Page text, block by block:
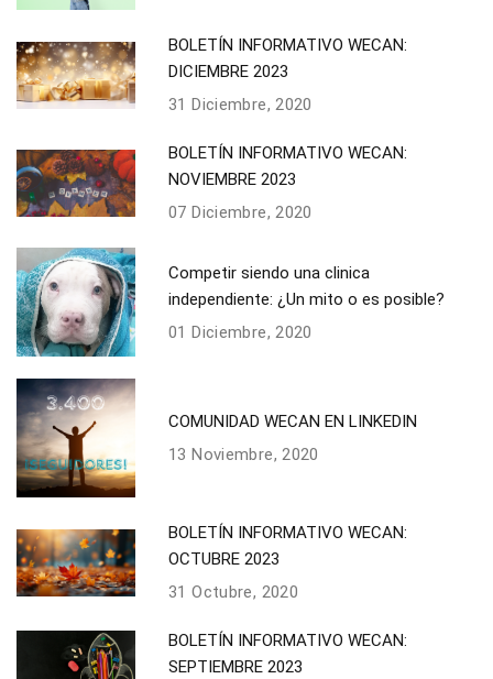
BOLETÍN INFORMATIVO WECAN:
DICIEMBRE 2023
31 Diciembre, 2020
BOLETÍN INFORMATIVO WECAN:
NOVIEMBRE 2023
07 Diciembre, 2020
Competir siendo una clinica
independiente: ¿Un mito o es posible?
01 Diciembre, 2020
COMUNIDAD WECAN EN LINKEDIN
13 Noviembre, 2020
BOLETÍN INFORMATIVO WECAN:
OCTUBRE 2023
31 Octubre, 2020
BOLETÍN INFORMATIVO WECAN:
SEPTIEMBRE 2023